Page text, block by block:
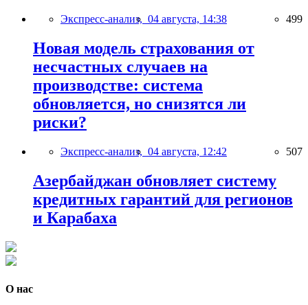
Экспресс-анализ, 04 августа, 14:38 499
Новая модель страхования от
несчастных случаев на
производстве: система
обновляется, но снизятся ли
риски?
Экспресс-анализ, 04 августа, 12:42 507
Азербайджан обновляет систему
кредитных гарантий для регионов
и Карабаха
О нас